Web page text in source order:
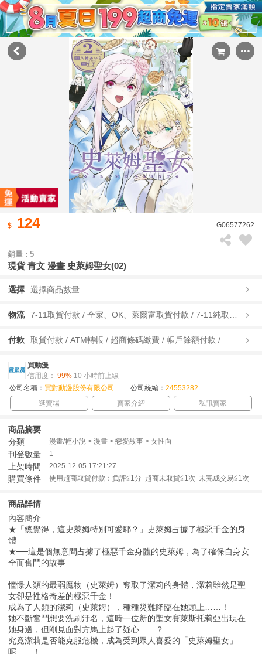
124 G06577262
銷量 : 5
現貨 青文 漫畫 史萊姆聖女(02)
選擇 選擇商品數量
物流
付款 取貨付款 / ATM轉帳 / 超商條碼繳費 / 帳戶餘額付款 /
買動漫
信用度： 99% 10 小時前上線
公司名稱： 買對動漫股份有限公司 公司統編： 24553282
逛賣場
賣家介紹 私訊賣家
商品摘要
分類
漫畫/輕小說 > 漫畫 > 戀愛故事 > 女性向
刊登數量 1
上架時間 2025-12-05 17:21:27
購買條件 使用超商取貨付款：負評≦1分 超商未取貨≦1次 未完成交易≦1次
商品詳情
內容簡介
★「總覺得，這史萊姆特別可愛耶？」史萊姆占據了極惡千金的身
體
★──這是個無意間占據了極惡千金身體的史萊姆，為了確保自身安
全而奮鬥的故事
憧憬人類的最弱魔物（史萊姆）奪取了潔莉的身體，潔莉雖然是聖
女卻是性格奇差的極惡千金！
成為了人類的潔莉（史萊姆），種種災難降臨在她頭上……！
她不斷奮鬥想要洗刷汙名，這時一位新的聖女賽萊斯托莉亞出現在
她身邊，但剛見面對方馬上起了疑心……？
究竟潔莉是否能克服危機，成為受到眾人喜愛的「史萊姆聖女」
呢……！